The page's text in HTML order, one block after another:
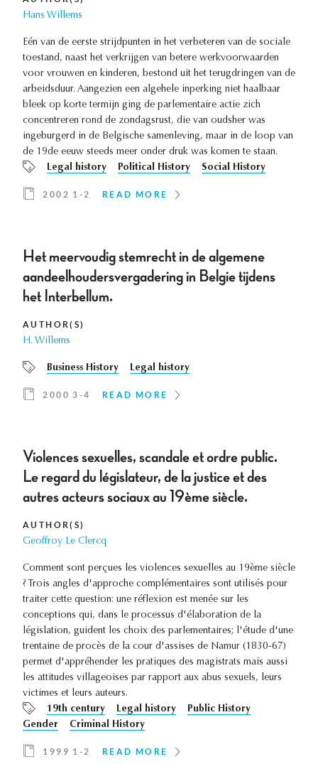
Hans Willems
Eén van de eerste strijdpunten in het verbeteren van de sociale
toestand, naast het verkrijgen van betere werkvoorwaarden
voor vrouwen en kinderen, bestond uit het terugdringen van de
arbeidsduur. Aangezien een algehele inperking niet haalbaar
bleek op korte termijn ging de parlementaire actie zich
concentreren rond de zondagsrust, die van oudsher was
ingeburgerd in de Belgische samenleving, maar in de loop van
de 19de eeuw steeds meer onder druk was komen te staan.
Legal history
Political History Social History
2002 1-2 READ MORE
Het meervoudig stemrecht in de algemene
aandeelhoudersvergadering in Belgie tijdens
het Interbellum.
AUTHOR(S)
H. Willems
Business History Legal history
2000 3-4 READ MORE
Violences sexuelles, scandale et ordre public.
Le regard du législateur, de la justice et des
autres acteurs sociaux au 19ème siècle.
AUTHOR(S)
Geoffroy Le Clercq
Comment sont perçues les violences sexuelles au 19ème siècle
? Trois angles d'approche complémentaires sont utilisés pour
traiter cette question: une réflexion est menée sur les
conceptions qui, dans le processus d'élaboration de la
législation, guident les choix des parlementaires; l'étude d'une
trentaine de procès de la cour d'assises de Namur (1830-67)
permet d'appréhender les pratiques des magistrats mais aussi
les attitudes villageoises par rapport aux abus sexuels, leurs
victimes et leurs auteurs.
19th century
Legal history
Public History
Gender
Criminal History
1999 1-2 READ MORE